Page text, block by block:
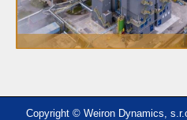
Copyright © Weiron Dynamics,